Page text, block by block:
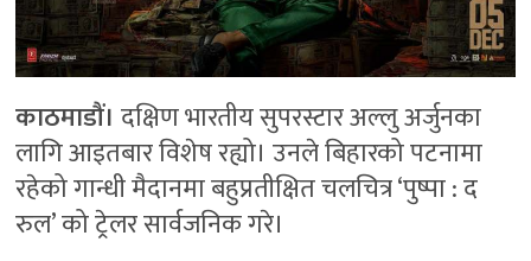
काठमाडौं। दक्षिण भारतीय सुपरस्टार अल्लु अर्जुनका
लागि आइतबार विशेष रह्यो। उनले बिहारको पटनामा
रहेको गान्धी मैदानमा बहुप्रतीक्षित चलचित्र ‘पुष्पा : द
रुल’ को ट्रेलर सार्वजनिक गरे।